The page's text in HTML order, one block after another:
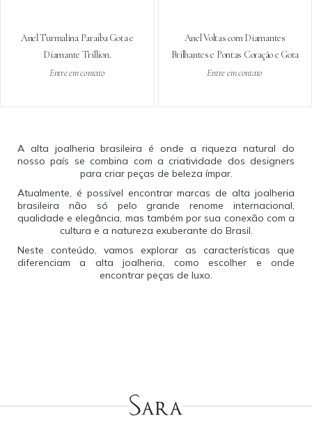
Anel Turmalina Paraíba Gota e
Diamante Trillion.
Entre em contato
Anel Voltas com Diamantes
Brilhantes e Pontas Coração e Gota
Entre em contato
A alta joalheria brasileira é onde a riqueza natural do
nosso país se combina com a criatividade dos designers
para criar peças de beleza ímpar.
Atualmente, é possível encontrar marcas de alta joalheria
brasileira não só pelo grande renome internacional,
qualidade e elegância, mas também por sua conexão com a
cultura e a natureza exuberante do Brasil.
Neste conteúdo, vamos explorar as características que
diferenciam a alta joalheria, como escolher e onde
encontrar peças de luxo.